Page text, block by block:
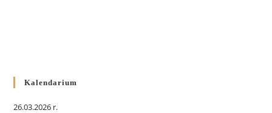
Kalendarium
26.03.2026 r.